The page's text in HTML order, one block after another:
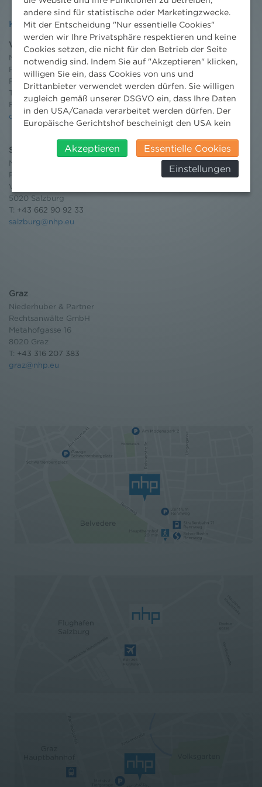
Kontakt
Wien
Niederhuber & Partner
Rechtsanwälte GmbH
Reisnerstraße 53, 1030 Wien
T:
F: +43 1 513 21 24-300
office@nhp.eu
Salzburg
Niederhuber & Partner
Rechtsanwälte GmbH
Wilhelm-Spazier-Straße 2a
5020 Salzburg
T: +43 662 90 92 33
salzburg@nhp.eu
Graz
Niederhuber & Partner
Rechtsanwälte GmbH
Metahofgasse 16
8020 Graz
T: +43 316 207 383
graz@nhp.eu
andere sind für statistische oder Marketingzwecke.
Mit der Entscheidung "Nur essentielle Cookies"
werden wir Ihre Privatsphäre respektieren und keine
Cookies setzen, die nicht für den Betrieb der Seite
notwendig sind. Indem Sie auf "Akzeptieren" klicken,
willigen Sie ein, dass Cookies von uns und
Drittanbieter verwendet werden dürfen. Sie willigen
zugleich gemäß unserer DSGVO ein, dass Ihre Daten
in den USA/Canada verarbeitet werden dürfen. Der
Europäische Gerichtshof bescheinigt den USA kein
insbesondere das Risiko, dass ihre Daten durch US-
Behörden, zu Kontroll- und zu
Überwachungszwecken, verarbeitet werden und
werden können. Zudem finden Sie am
Bildschirmrand ein Cookie-Icon wo Sie jederzeit Ihre
Einwilligung widerrufen und Widerspruch ausüben.
Akzeptieren
Essentielle Cookies
Einstellungen